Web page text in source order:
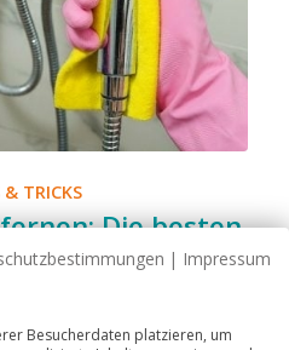
& TRICKS
Die besten
Hausmittel
| Impressum
Besucherdaten platzieren, um